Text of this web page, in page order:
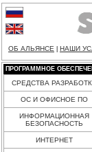
ОБ АЛЬЯНСЕ НАШИ
ПРОГРАММНОЕ
СРЕДСТВА
ОС И ОФИСНОЕ ПО
ИНФОРМАЦИОННАЯ
БЕЗОПАСНОСТЬ
ИНТЕРНЕТ